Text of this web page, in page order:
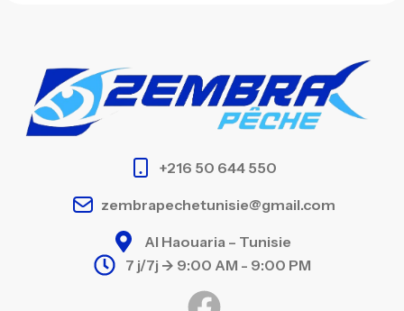
+216 50 644 550
zembrapechetunisie@gmail.com
Al Haouaria – Tunisie
7 j/7j -> 9:00 AM - 9:00 PM